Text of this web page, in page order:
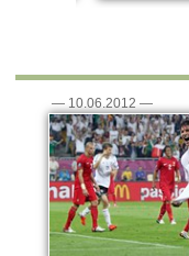
— 10.06.2012 —